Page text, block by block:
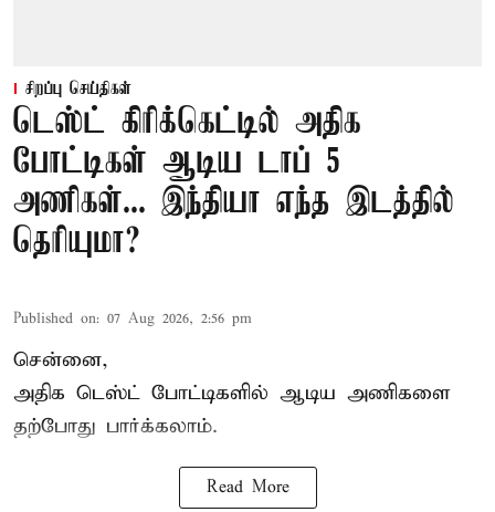
சிறப்பு செய்திகள்
டெஸ்ட் கிரிக்கெட்டில் அதிக
போட்டிகள் ஆடிய டாப் 5
அணிகள்... இந்தியா எந்த இடத்தில்
தெரியுமா?
Published on: 07 Aug 2026, 2:56 pm
சென்னை,
அதிக டெஸ்ட் போட்டிகளில் ஆடிய அணிகளை
தற்போது பார்க்கலாம்.
Read More